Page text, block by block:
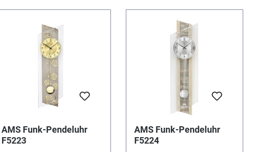
AMS Funk-Pendeluhr
F5223
AMS Funk-Pendeluhr
F5224